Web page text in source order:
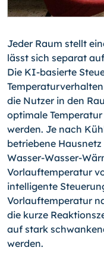
Jeder Raum stellt
lässt sich separat
Die KI-basierte
die Nutzer in den
optimale
werden. Je nach
betriebene
Was­ser-Wasser-
Vorlauftemperatur
intelligente
Vorlauftemperatur
die kurze
auf stark
werden.